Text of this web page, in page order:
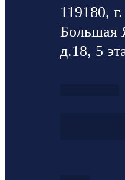
119180,
Большая
д.18, 5